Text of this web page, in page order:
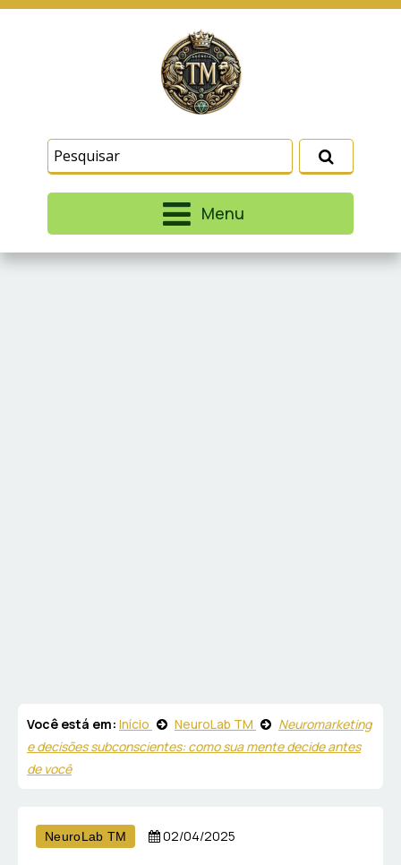
Menu
Você está em: Início NeuroLab TM
Neuromarketing
e decisões subconscientes: como sua mente decide antes
de você
NeuroLab TM 02/04/2025
similares para lembrar e entender como você usa
nosso site, analisar seu uso de nossos produtos
e serviços, ajudar com nossos esforços de
marketing e fornecer conteúdo de terceiros. Leia
Termos e CondiçõesePolítica de